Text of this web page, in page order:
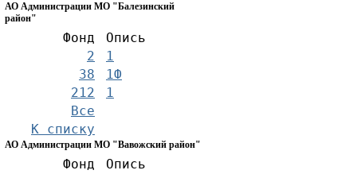
АО Администрации МО "Балезинский
район"
Фонд
Опись
2
1
38
1Ф
212
1
Все
К списку
АО Администрации МО "Вавожский район"
Фонд
Опись